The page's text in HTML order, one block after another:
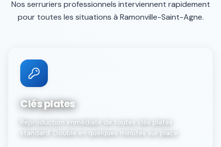
Nos serruriers professionnels interviennent rapidement
pour toutes les situations à Ramonville-Saint-Agne.
Clés plates
Reproduction immédiate de toutes clés plates
standard. Double en quelques minutes sur place.